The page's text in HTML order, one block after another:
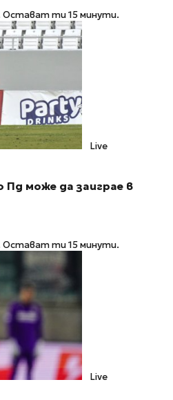
Остават ти 15 минути.
Live
може да заиграе в
Остават ти 15 минути.
Live